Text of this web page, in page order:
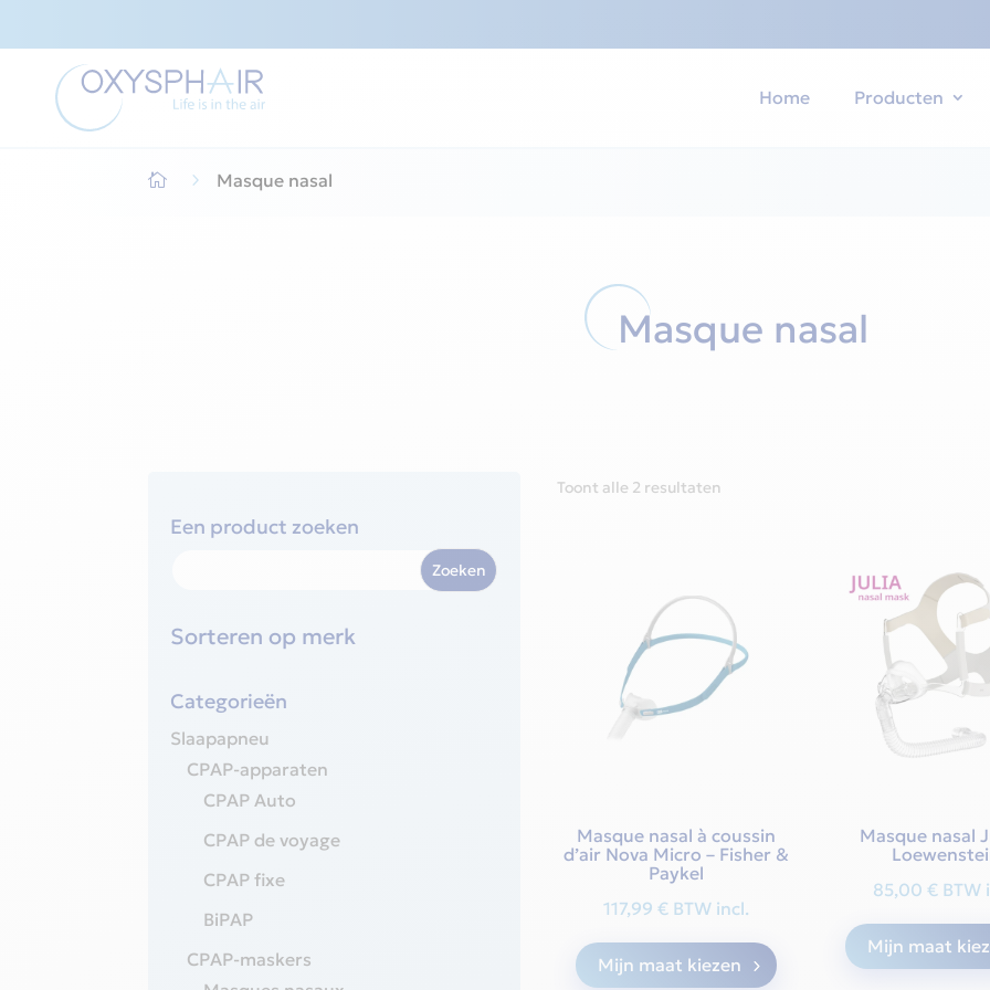
Home Producten
 5 Masque nasal
Masque nasal
Een product zoeken
Sorteren op merk
Categorieën
Slaapapneu
CPAP-apparaten
CPAP Auto
CPAP de voyage
CPAP fixe
BiPAP
CPAP-maskers
Toont alle 2 resultatenGesorteerd
Masque nasal à coussin
d’air Nova Micro – Fisher &
Paykel
117,99€ BTW incl.
Mijn maat kiezen
product
Masque nasal
85,00€ BTW
Mijn maat